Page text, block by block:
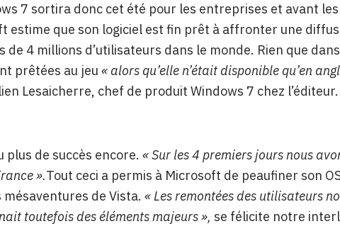
7 sortira donc cet été pour les entreprises et avant les
estime que son logiciel est fin prêt à affronter une
4 millions d’utilisateurs dans le monde. Rien que
prêtées au jeu « alors qu’elle n’était disponible qu’en
Lesaicherre, chef de produit Windows 7 chez l’éditeur.
plus de succès encore. « Sur les 4 premiers jours nous
».Tout ceci a permis à Microsoft de peaufiner son
de Vista. « Les remontées des utilisateurs
toutefois des éléments majeurs », se félicite notre